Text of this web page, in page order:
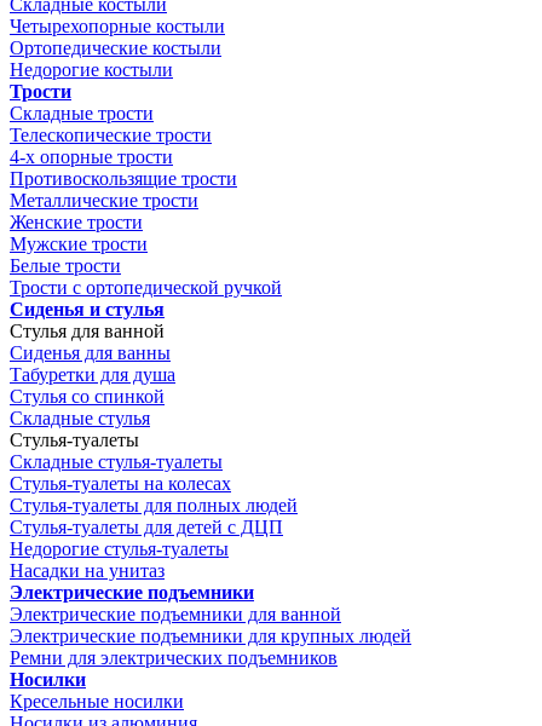
Складные костыли
Четырехопорные костыли
Ортопедические костыли
Недорогие костыли
Трости
Складные трости
Телескопические трости
4-х опорные трости
Противоскользящие трости
Металлические трости
Женские трости
Мужские трости
Белые трости
Трости с ортопедической ручкой
Сиденья и стулья
Стулья для ванной
Сиденья для ванны
Табуретки для душа
Стулья со спинкой
Складные стулья
Стулья-туалеты
Складные стулья-туалеты
Стулья-туалеты на колесах
Стулья-туалеты для полных людей
Стулья-туалеты для детей с ДЦП
Недорогие стулья-туалеты
Насадки на унитаз
Электрические подъемники
Электрические подъемники для ванной
Электрические подъемники для крупных людей
Ремни для электрических подъемников
Носилки
Кресельные носилки